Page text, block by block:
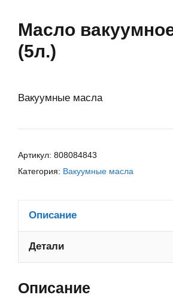
Масло
(5л.)
Вакуумные масла
Артикул: 808084843
Категория: Вакуумные масла
Описание
Детали
Описание